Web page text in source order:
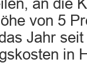
an die
von 5
Jahr
in